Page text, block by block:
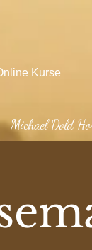
Kurse
Michael Dold